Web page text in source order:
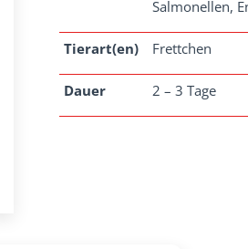
Salmonellen,
Tierart(en) Frettchen
Dauer 2 – 3 Tage